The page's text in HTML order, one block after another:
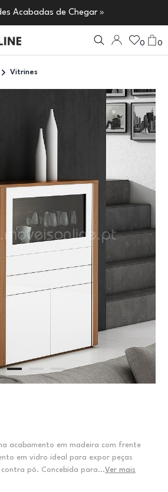
Acabadas de Chegar »
0 0
Vitrines
acabamento em madeira com frente
em vidro ideal para expor peças
pó. Concebida para...Ver mais